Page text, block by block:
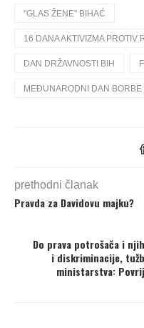
"GLAS ŽENE" BIHAĆ
16 DANA AKTIVIZMA PROTIV
DAN DRŽAVNOSTI BIH
MEĐUNARODNI DAN
prethodni članak
Pravda za Davidovu majku?
Do prava potrošača i
i diskriminacije,
ministarstva: